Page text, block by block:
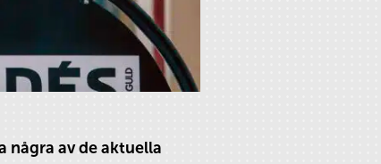
några av de aktuella